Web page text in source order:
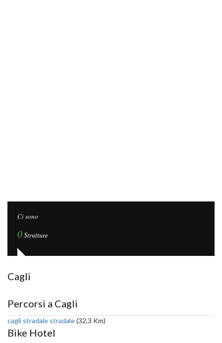
Ci sono
0Strutture
Cagli
Percorsi a Cagli
cagli stradale stradale(32,3 Km)
Bike Hotel